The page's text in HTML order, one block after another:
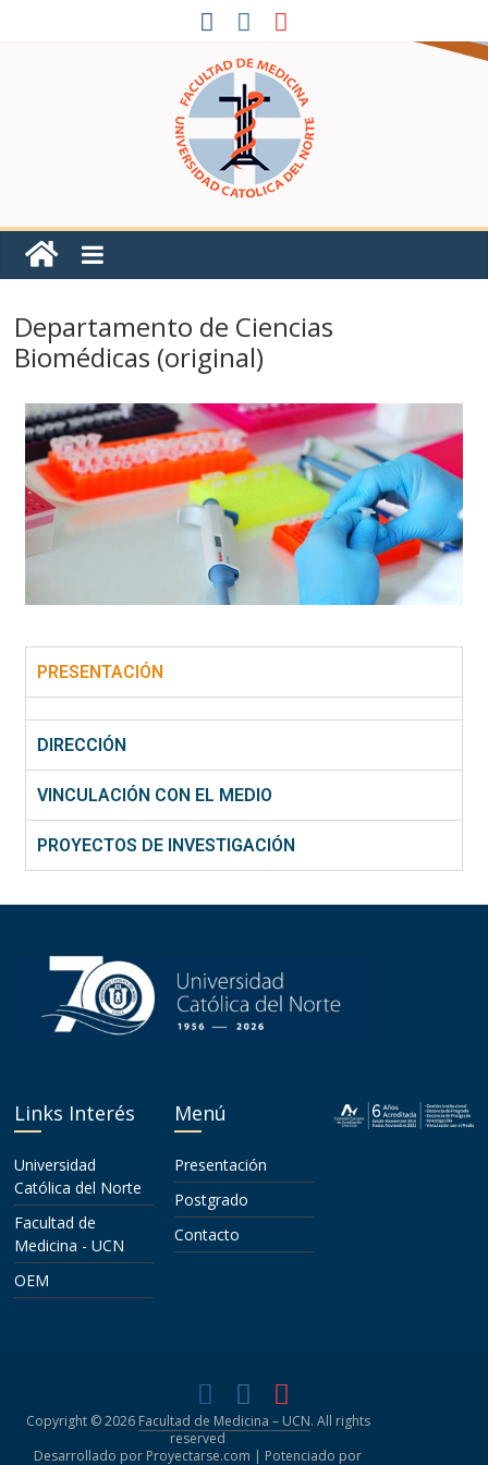
Departamento de Ciencias
Biomédicas (original)
PRESENTACIÓN
DIRECCIÓN
VINCULACIÓN CON EL MEDIO
PROYECTOS DE INVESTIGACIÓN
Links Interés
Universidad
Católica del Norte
Facultad de
Medicina - UCN
OEM
Menú
Presentación
Postgrado
Contacto
Copyright © 2026 Facultad de Medicina – UCN. All rights
reserved
Desarrollado por Proyectarse.com | Potenciado por